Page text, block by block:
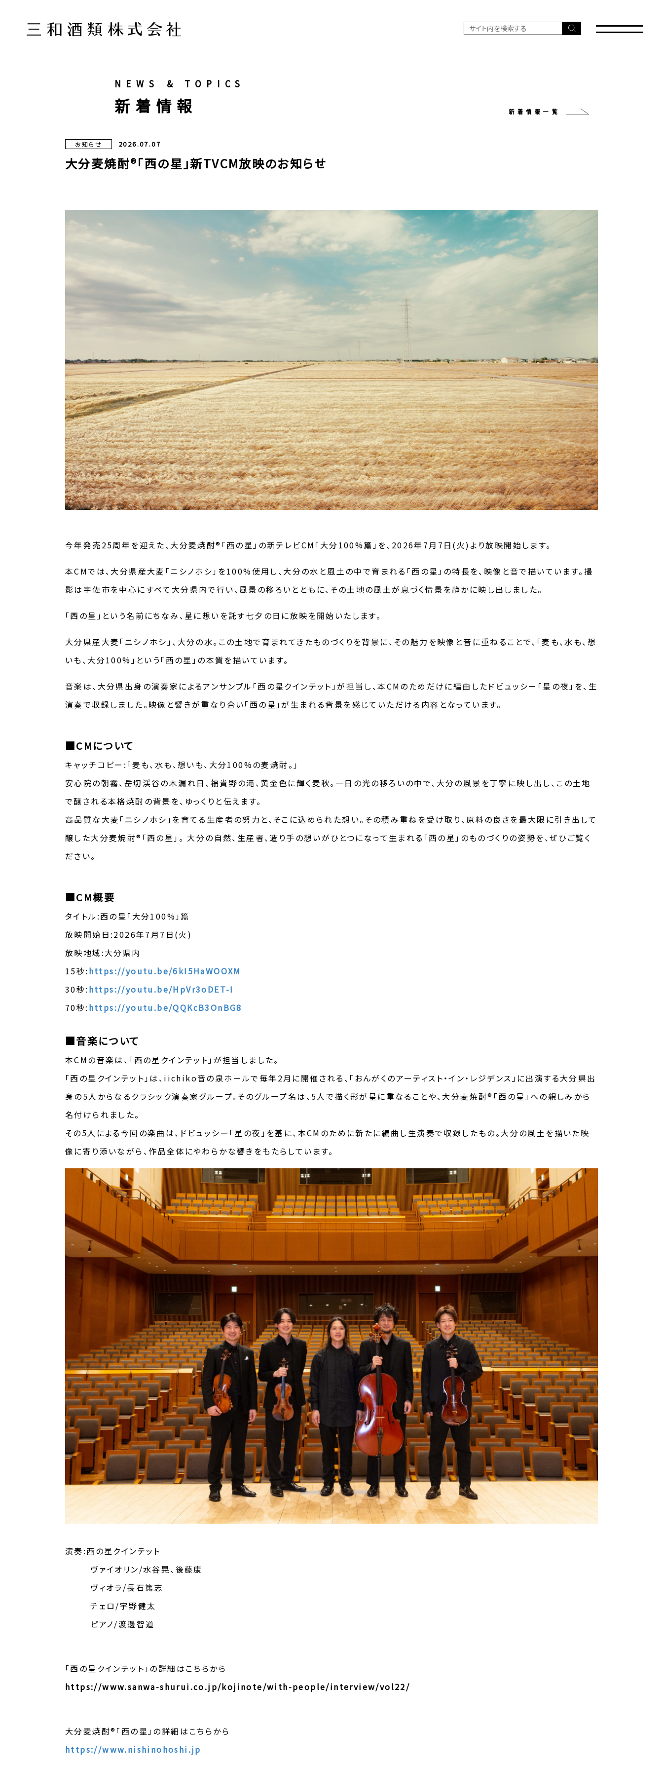
NEWS & TOPICS
新着情報 新着情報一覧
お知らせ 2026.07.07
大分麦焼酎®「西の星」新TVCM放映のお知らせ
今年発売25周年を迎えた、大分麦焼酎®「西の星」の新テレビCM「大分100%篇」を、2026年7月7日(火)より放映開始します。
本CMでは、大分県産大麦「ニシノホシ」を100%使用し、大分の水と風土の中で育まれる「西の星」の特長を、映像と音で描いています。撮
影は宇佐市を中心にすべて大分県内で行い、風景の移ろいとともに、その土地の風土が息づく情景を静かに映し出しました。
「西の星」という名前にちなみ、星に想いを託す七夕の日に放映を開始いたします。
大分県産大麦「ニシノホシ」、大分の水。この土地で育まれてきたものづくりを背景に、その魅力を映像と音に重ねることで、「麦も、水も、想
いも、大分100%」という「西の星」の本質を描いています。
音楽は、大分県出身の演奏家によるアンサンブル「西の星クインテット」が担当し、本CMのためだけに編曲したドビュッシー「星の夜」を、生
演奏で収録しました。映像と響きが重なり合い「西の星」が生まれる背景を感じていただける内容となっています。
■CMについて
キャッチコピー:「麦も、水も、想いも、大分100%の麦焼酎。」
安心院の朝霧、岳切渓谷の木漏れ日、福貴野の滝、黄金色に輝く麦秋。一日の光の移ろいの中で、大分の風景を丁寧に映し出し、この土地
で醸される本格焼酎の背景を、ゆっくりと伝えます。
高品質な大麦「ニシノホシ」を育てる生産者の努力と、そこに込められた想い。その積み重ねを受け取り、原料の良さを最大限に引き出して
醸した大分麦焼酎®「西の星」。 大分の自然、生産者、造り手の想いがひとつになって生まれる「西の星」のものづくりの姿勢を、ぜひご覧く
ださい。
■CM概要
タイトル:西の星「大分100%」篇
放映開始日:2026年7月7日(火)
放映地域:大分県内
15秒: https://youtu.be/6kI5HaWOOXM
30秒: https://youtu.be/HpVr3oDET-I
70秒: https://youtu.be/QQKcB3OnBG8
■音楽について
本CMの音楽は、「西の星クインテット」が担当しました。
「西の星クインテット」は、iichiko音の泉ホールで毎年2月に開催される、「おんがくのアーティスト・イン・レジデンス」に出演する大分県出
身の5人からなるクラシック演奏家グループ。そのグループ名は、5人で描く形が星に重なることや、大分麦焼酎®「西の星」への親しみから
名付けられました。
その5人による今回の楽曲は、ドビュッシー「星の夜」を基に、本CMのために新たに編曲し生演奏で収録したもの。大分の風土を描いた映
像に寄り添いながら、作品全体にやわらかな響きをもたらしています。
演奏:西の星クインテット
ヴァイオリン/水谷晃、後藤康
ヴィオラ/長石篤志
チェロ/宇野健太
ピアノ/渡邊智道
「西の星クインテット」の詳細はこちらから
https://www.sanwa-shurui.co.jp/kojinote/with-people/interview/vol22/
大分麦焼酎®「西の星」の詳細はこちらから
https://www.nishinohoshi.jp